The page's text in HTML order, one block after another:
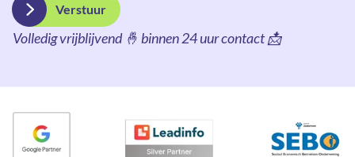
Verstuur
Volledig vrijblijvend 🤞 binnen 24 uur contact 📩